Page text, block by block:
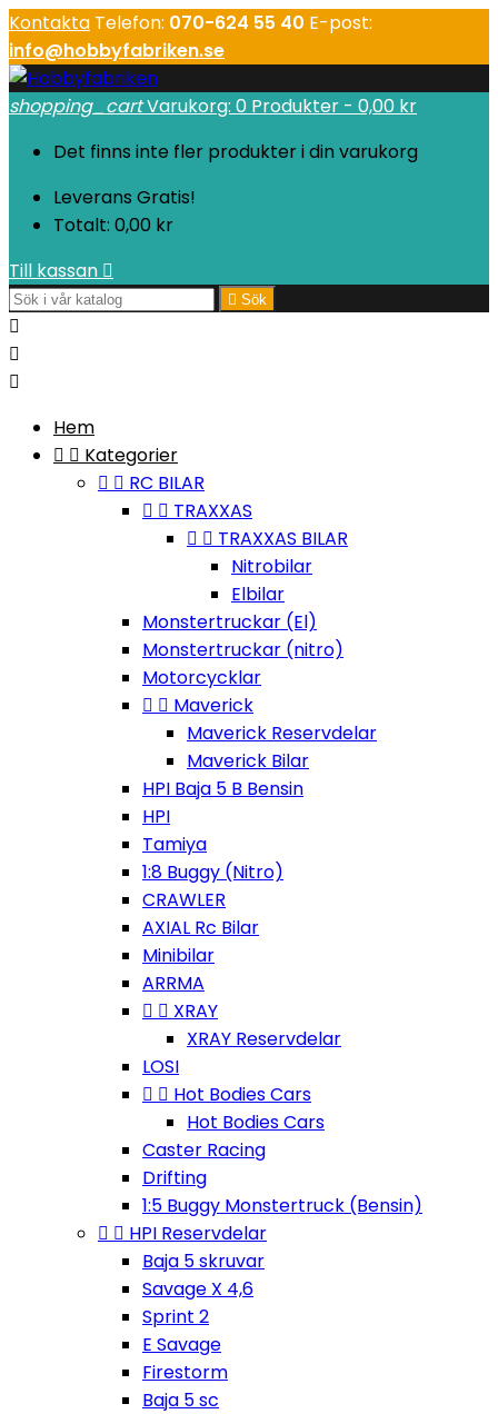
Kontakta Telefon: 070-624 55 40 E-post:
info@hobbyfabriken.se
shopping_cartVarukorg: 0 Produkter - 0,00 kr
Det finns inte fler produkter i din varukorg
Leverans Gratis!
Totalt: 0,00 kr
Till kassan 
 Sök



Hem
  Kategorier
  RC BILAR
  TRAXXAS
  TRAXXAS BILAR
Nitrobilar
Elbilar
Monstertruckar (El)
Monstertruckar (nitro)
Motorcycklar
  Maverick
Maverick Reservdelar
Maverick Bilar
HPI Baja 5 B Bensin
HPI
Tamiya
1:8 Buggy (Nitro)
CRAWLER
AXIAL Rc Bilar
Minibilar
ARRMA
  XRAY
XRAY Reservdelar
LOSI
  Hot Bodies Cars
Hot Bodies Cars
Caster Racing
Drifting
1:5 Buggy Monstertruck (Bensin)
  HPI Reservdelar
Baja 5 skruvar
Savage X 4,6
Sprint 2
E Savage
Firestorm
Baja 5 sc